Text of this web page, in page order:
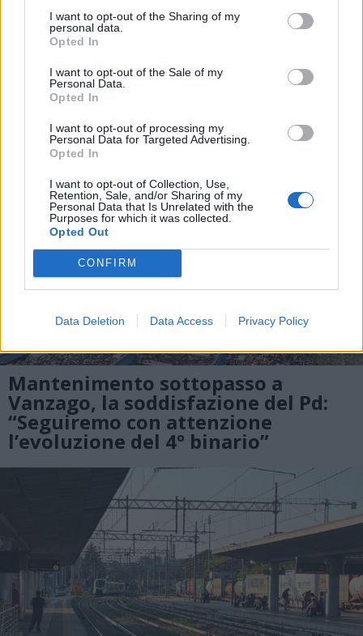
I want to opt-out of the Sharing of my
personal data.
Opted In
I want to opt-out of the Sale of my
Personal Data.
Opted In
I want to opt-out of processing my
Personal Data for Targeted Advertising.
Opted In
I want to opt-out of Collection, Use,
Retention, Sale, and/or Sharing of my
Personal Data that Is Unrelated with the
Purposes for which it was collected.
Opted Out
CONFIRM
Data Deletion Data Access Privacy Policy
Potenziamento Rho-Gallarate: ci
sarà anche un nuovo accesso
ciclopedonale alla stazione di
Vanzago
Mantenimento sottopasso a
Vanzago, la soddisfazione del Pd:
“Seguiremo con attenzione
l’evoluzione del 4° binario”